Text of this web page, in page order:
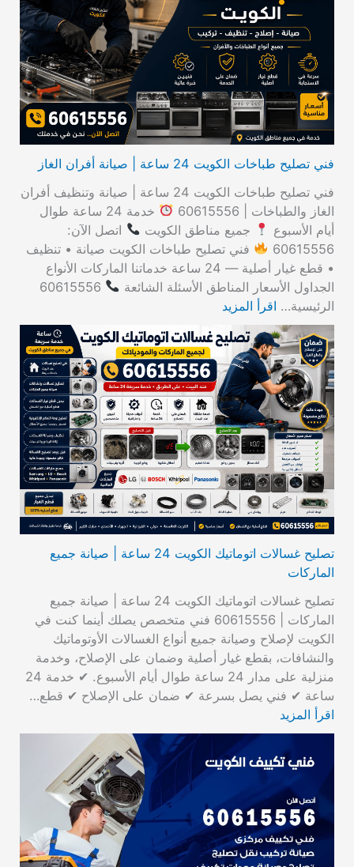
فني تصليح طباخات الكويت 24 ساعة | صيانة أفران الغاز
فني تصليح طباخات الكويت 24 ساعة | صيانة وتنظيف أفران
الغاز والطباخات | 60615556
خدمة 24 ساعة طوال
أيام الأسبوع
جميع مناطق الكويت
اتصل الآن:
60615556
فني تصليح طباخات الكويت صيانة • تنظيف
• قطع غيار أصلية — 24 ساعة خدماتنا الماركات الأنواع
الجداول الأسعار المناطق الأسئلة الشائعة
60615556
الرئيسية… اقرأ المزيد
تصليح غسالات اتوماتيك الكويت 24 ساعة | صيانة جميع
الماركات
تصليح غسالات اتوماتيك الكويت 24 ساعة | صيانة جميع
الماركات | 60615556 فني متخصص يصلك أينما كنت في
الكويت لإصلاح وصيانة جميع أنواع الغسالات الأوتوماتيك
والنشافات، بقطع غيار أصلية وضمان على الإصلاح، وخدمة
منزلية على مدار 24 ساعة طوال أيام الأسبوع. ✔ خدمة 24
ساعة ✔ فني يصل بسرعة ✔ ضمان على الإصلاح ✔ قطع…
اقرأ المزيد